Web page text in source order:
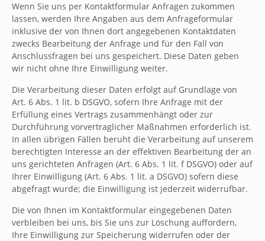
Wenn Sie uns per Kontaktformular Anfragen zukommen
lassen, werden Ihre Angaben aus dem Anfrageformular
inklusive der von Ihnen dort angegebenen Kontaktdaten
zwecks Bearbeitung der Anfrage und für den Fall von
Anschlussfragen bei uns gespeichert. Diese Daten geben
wir nicht ohne Ihre Einwilligung weiter.
Die Verarbeitung dieser Daten erfolgt auf Grundlage von
Art. 6 Abs. 1 lit. b DSGVO, sofern Ihre Anfrage mit der
Erfüllung eines Vertrags zusammenhängt oder zur
Durchführung vorvertraglicher Maßnahmen erforderlich ist.
In allen übrigen Fällen beruht die Verarbeitung auf unserem
berechtigten Interesse an der effektiven Bearbeitung der an
uns gerichteten Anfragen (Art. 6 Abs. 1 lit. f DSGVO) oder auf
Ihrer Einwilligung (Art. 6 Abs. 1 lit. a DSGVO) sofern diese
abgefragt wurde; die Einwilligung ist jederzeit widerrufbar.
Die von Ihnen im Kontaktformular eingegebenen Daten
verbleiben bei uns, bis Sie uns zur Löschung auffordern,
Ihre Einwilligung zur Speicherung widerrufen oder der